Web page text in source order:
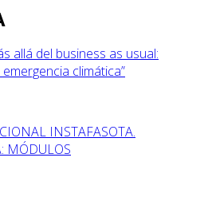
allá del business as usual:
climática”
INSTAFASOTA.
MÓDULOS